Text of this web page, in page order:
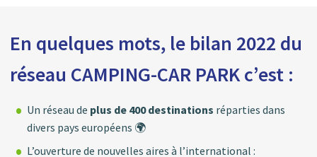
En quelques mots, le bilan 2022 du
réseau CAMPING-CAR PARK c’est :
Un réseau de plus de 400 destinations réparties dans
divers pays européens 🌍
L’ouverture de nouvelles aires à l’international :